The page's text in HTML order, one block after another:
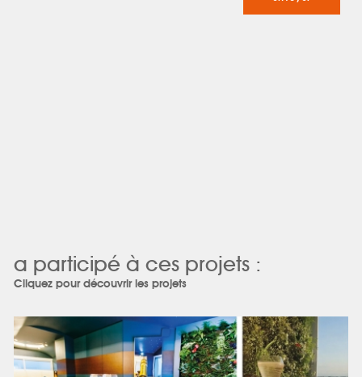
a participé à ces projets :
Cliquez pour découvrir les projets